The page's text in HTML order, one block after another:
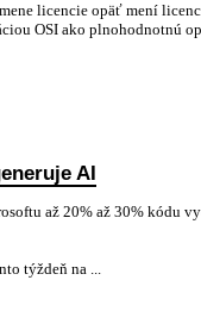
licencie opäť mení
OSI ako plnohodnotnú
AI
až 20% až 30% kódu
týždeň na ...